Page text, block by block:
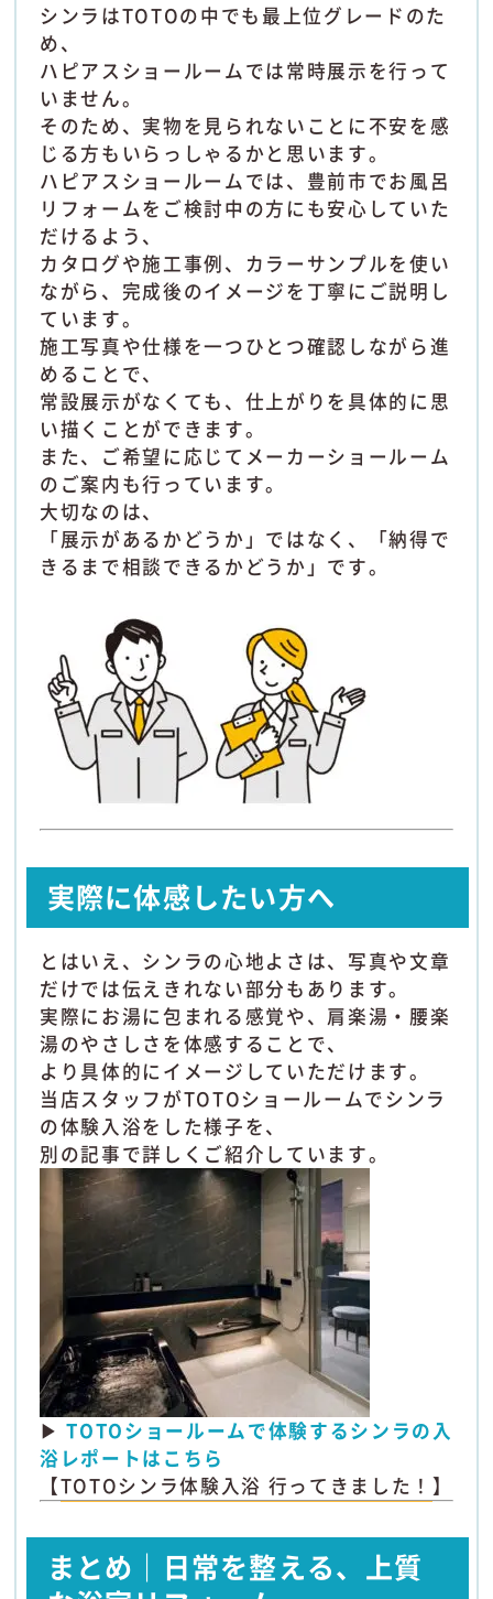
シンラはTOTOの中でも最上位グレードのた
め、
ハピアスショールームでは常時展示を行って
いません。
そのため、実物を見られないことに不安を感
じる方もいらっしゃるかと思います。
ハピアスショールームでは、豊前市でお風呂
リフォームをご検討中の方にも安心していた
だけるよう、
カタログや施工事例、カラーサンプルを使い
ながら、完成後のイメージを丁寧にご説明し
ています。
施工写真や仕様を一つひとつ確認しながら進
めることで、
常設展示がなくても、仕上がりを具体的に思
い描くことができます。
また、ご希望に応じてメーカーショールーム
のご案内も行っています。
大切なのは、
「展示があるかどうか」ではなく、「納得で
きるまで相談できるかどうか」です。
実際に体感したい方へ
とはいえ、シンラの心地よさは、写真や文章
だけでは伝えきれない部分もあります。
実際にお湯に包まれる感覚や、肩楽湯・腰楽
湯のやさしさを体感することで、
より具体的にイメージしていただけます。
当店スタッフがTOTOショールームでシンラ
の体験入浴をした様子を、
別の記事で詳しくご紹介しています。
▶TOTOショールームで体験するシンラの入
浴レポートはこちら
【TOTOシンラ体験入浴 行ってきました！ 】
まとめ｜日常を整える、上質